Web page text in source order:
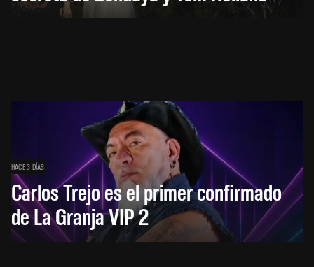
HACE 3 DÍAS
Carlos Trejo es el primer confirmado
de La Granja VIP 2